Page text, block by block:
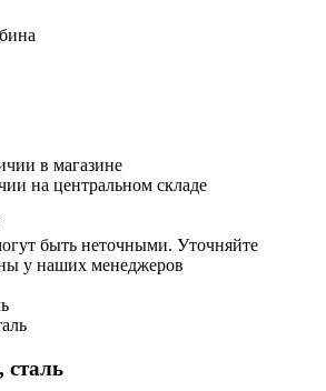
в магазине
на центральном складе
быть неточными. Уточняйте
у наших менеджеров
сталь